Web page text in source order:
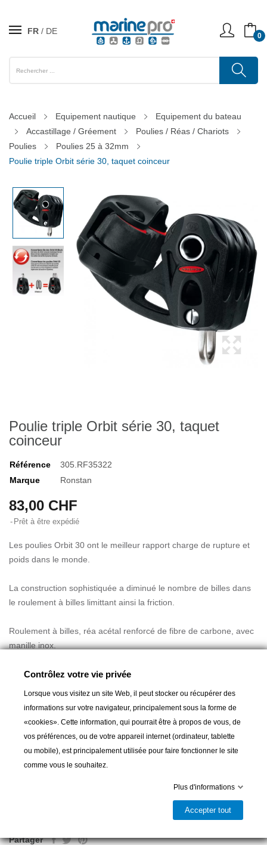
FR DE 0
Accueil Equipement nautique
Equipement du bateau
Accastillage / Gréement
Poulies / Réas / Chariots
Poulies
Poulies 25 à 32mm
Poulie triple Orbit série 30, taquet coinceur
Poulie triple Orbit série 30, taquet
coinceur
Référence
305.RF35322
Marque
Ronstan
83,00 CHF
Prêt à être expédié
Les poulies Orbit 30 ont le meilleur rapport charge de rupture et
poids dans le monde.
La construction sophistiquée a diminué le nombre de billes dans
le roulement à billes limittant ainsi la friction.
Roulement à billes, réa acétal renforcé de fibre de carbone, avec
manille inox.
Réas: Ø 30 mm
Charge de travail / rupture: 550 / 1100 kg
Partager
Contrôlez votre vie privée
Lorsque vous visitez un site Web, il peut stocker ou récupérer des
informations sur votre navigateur, principalement sous la forme de
«cookies». Cette information, qui pourrait être à propos de vous, de
vos préférences, ou de votre appareil internet (ordinateur, tablette
ou mobile), est principalement utilisée pour faire fonctionner le site
comme vous le souhaitez.
Plus d'informations
Accepter tout